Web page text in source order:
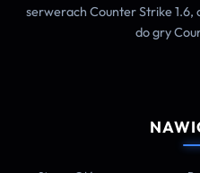
serwerach Counter Strike 1.6,
do gry